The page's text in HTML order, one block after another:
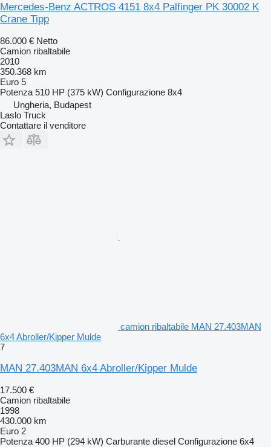
Mercedes-Benz ACTROS 4151 8x4 Palfinger PK 30002 K
Crane Tipp
86.000 € Netto
Camion ribaltabile
2010
350.368 km
Euro 5
Potenza 510 HP (375 kW) Configurazione 8x4
Ungheria, Budapest
Laslo Truck
Contattare il venditore
camion ribaltabile MAN 27.403MAN
6x4 Abroller/Kipper Mulde
7
MAN 27.403MAN 6x4 Abroller/Kipper Mulde
17.500 €
Camion ribaltabile
1998
430.000 km
Euro 2
Potenza 400 HP (294 kW) Carburante diesel Configurazione 6x4